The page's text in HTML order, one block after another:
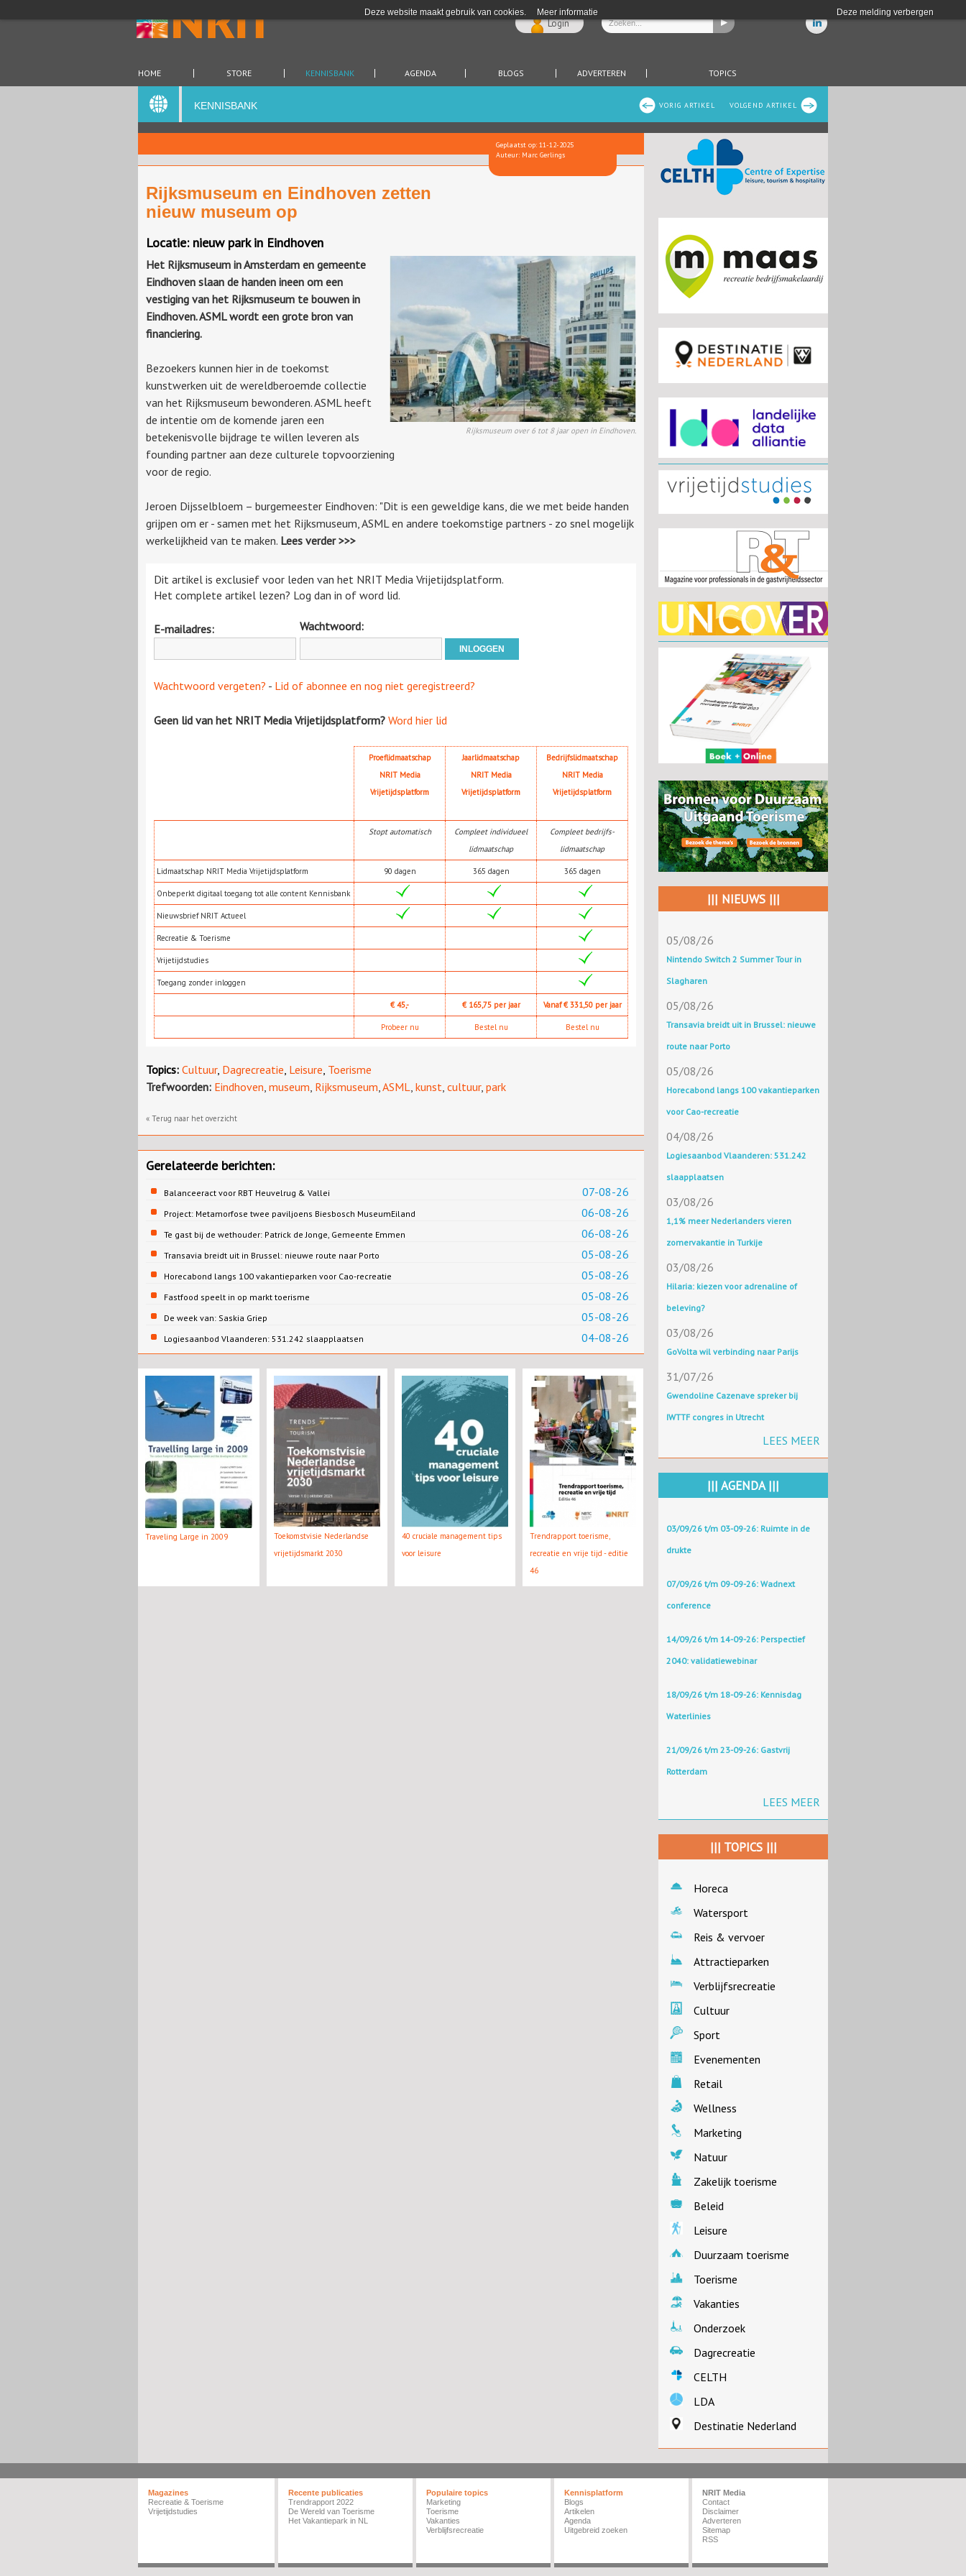
Deze website maakt gebruik van cookies. Meer informatie Deze melding verbergen
Login
HOME STORE KENNISBANK AGENDA BLOGS ADVERTEREN TOPICS
VOLGEND ARTIKEL
VORIG ARTIKEL
KENNISBANK
Geplaatst op: 11-12-2025
Auteur: Marc Gerlings
Rijksmuseum en Eindhoven zetten
nieuw museum op
Locatie: nieuw park in Eindhoven
Rijksmuseum over 6 tot 8 jaar open in Eindhoven.
Het Rijksmuseum in Amsterdam en gemeente
Eindhoven slaan de handen ineen om een
vestiging van het Rijksmuseum te bouwen in
Eindhoven. ASML wordt een grote bron van
financiering.
Bezoekers kunnen hier in de toekomst
kunstwerken uit de wereldberoemde collectie
van het Rijksmuseum bewonderen. ASML heeft
de intentie om de komende jaren een
betekenisvolle bijdrage te willen leveren als
founding partner aan deze culturele topvoorziening
voor de regio.
Jeroen Dijsselbloem – burgemeester Eindhoven: "Dit is een geweldige kans, die we met beide handen
grijpen om er - samen met het Rijksmuseum, ASML en andere toekomstige partners - zo snel mogelijk
werkelijkheid van te maken. Lees verder >>>
Dit artikel is exclusief voor leden van het NRIT Media Vrijetijdsplatform.
Het complete artikel lezen? Log dan in of word lid.
E-mailadres: Wachtwoord:
Wachtwoord vergeten? - Lid of abonnee en nog niet geregistreerd?
Geen lid van het NRIT Media Vrijetijdsplatform? Word hier lid
Proeflidmaatschap
NRIT Media
Vrijetijdsplatform
Jaarlidmaatschap
NRIT Media
Vrijetijdsplatform
Bedrijfslidmaatschap
NRIT Media
Vrijetijdsplatform
Stopt automatisch
Compleet individueel
lidmaatschap
Compleet bedrijfs-
lidmaatschap
Lidmaatschap NRIT Media Vrijetijdsplatform 90 dagen 365 dagen 365 dagen
Onbeperkt digitaal toegang tot alle content Kennisbank
Nieuwsbrief NRIT Actueel
Recreatie & Toerisme
Vrijetijdstudies
Toegang zonder inloggen
€ 45,- € 165,75 per jaar Vanaf € 331,50 per jaar
Probeer nu Bestel nu Bestel nu
Topics: Cultuur, Dagrecreatie Leisure Toerisme
Trefwoorden: Eindhoven museum Rijksmuseum ASML kunst cultuur, park
« Terug naar het overzicht
Gerelateerde berichten:
07-08-26
Balanceeract voor RBT Heuvelrug & Vallei
06-08-26
Project: Metamorfose twee paviljoens Biesbosch MuseumEiland
06-08-26
Te gast bij de wethouder: Patrick de Jonge, Gemeente Emmen
05-08-26
Transavia breidt uit in Brussel: nieuwe route naar Porto
05-08-26
Horecabond langs 100 vakantieparken voor Cao-recreatie
05-08-26
Fastfood speelt in op markt toerisme
05-08-26
De week van: Saskia Griep
04-08-26
Logiesaanbod Vlaanderen: 531.242 slaapplaatsen
Traveling Large in 2009
Toekomstvisie Nederlandse
vrijetijdsmarkt 2030
40 cruciale management tips
voor leisure
Trendrapport toerisme,
recreatie en vrije tijd - editie
46
||| NIEUWS |||
05/08/26
Nintendo Switch 2 Summer Tour in
Slagharen
05/08/26
Transavia breidt uit in Brussel: nieuwe
route naar Porto
05/08/26
Horecabond langs 100 vakantieparken
voor Cao-recreatie
04/08/26
Logiesaanbod Vlaanderen: 531.242
slaapplaatsen
03/08/26
1,1% meer Nederlanders vieren
zomervakantie in Turkije
03/08/26
Hilaria: kiezen voor adrenaline of
beleving?
03/08/26
GoVolta wil verbinding naar Parijs
31/07/26
Gwendoline Cazenave spreker bij
IWTTF congres in Utrecht
LEES MEER
||| AGENDA |||
03/09/26 t/m 03-09-26: Ruimte in de
drukte
07/09/26 t/m 09-09-26: Wadnext
conference
14/09/26 t/m 14-09-26: Perspectief
2040: validatiewebinar
18/09/26 t/m 18-09-26: Kennisdag
Waterlinies
21/09/26 t/m 23-09-26: Gastvrij
Rotterdam
LEES MEER
||| TOPICS |||
Horeca
Watersport
Reis & vervoer
Attractieparken
Verblijfsrecreatie
Cultuur
Sport
Evenementen
Retail
Wellness
Marketing
Natuur
Zakelijk toerisme
Beleid
Leisure
Duurzaam toerisme
Toerisme
Vakanties
Onderzoek
Dagrecreatie
CELTH
LDA
Destinatie Nederland
Magazines
Recreatie & Toerisme
Vrijetijdstudies
Recente publicaties
Trendrapport 2022
De Wereld van Toerisme
Het Vakantiepark in NL
Populaire topics
Marketing
Toerisme
Vakanties
Verblijfsrecreatie
Kennisplatform
Blogs
Artikelen
Agenda
Uitgebreid zoeken
NRIT Media
Contact
Disclaimer
Adverteren
Sitemap
RSS